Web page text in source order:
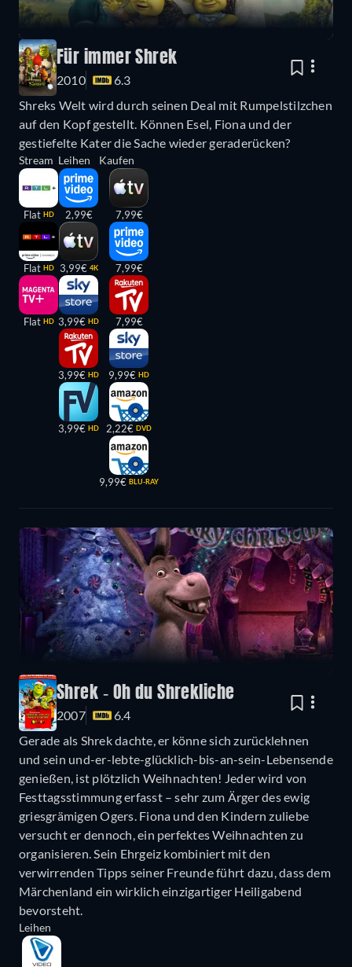
Für immer Shrek
2010
6.3
Shreks Welt wird durch seinen Deal mit Rumpelstilzchen
auf den Kopf gestellt. Können Esel, Fiona und der
gestiefelte Kater die Sache wieder geraderücken?
Stream
Flat HD
Flat HD
Flat HD
Leihen
2,99€
3,99€ 4K
3,99€ HD
3,99€ HD
3,99€ HD
Kaufen
7,99€
7,99€
7,99€
9,99€ HD
2,22€ DVD
9,99€ BLU-RAY
Shrek - Oh du Shrekliche
2007
6.4
Gerade als Shrek dachte, er könne sich zurücklehnen
und sein und-er-lebte-glücklich-bis-an-sein-Lebensende
genießen, ist plötzlich Weihnachten! Jeder wird von
Festtagsstimmung erfasst – sehr zum Ärger des ewig
griesgrämigen Ogers. Fiona und den Kindern zuliebe
versucht er dennoch, ein perfektes Weihnachten zu
organisieren. Sein Ehrgeiz kombiniert mit den
verwirrenden Tipps seiner Freunde führt dazu, dass dem
Märchenland ein wirklich einzigartiger Heiligabend
bevorsteht.
Leihen